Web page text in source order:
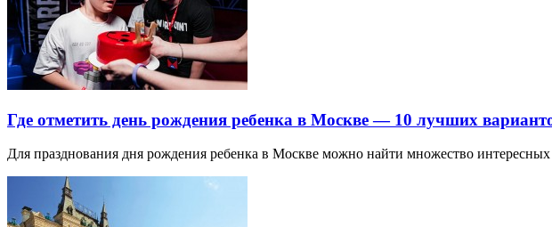
Где отметить день рождения ребенка в Москве — 10 лучших
Для празднования дня рождения ребенка в Москве можно найти множество